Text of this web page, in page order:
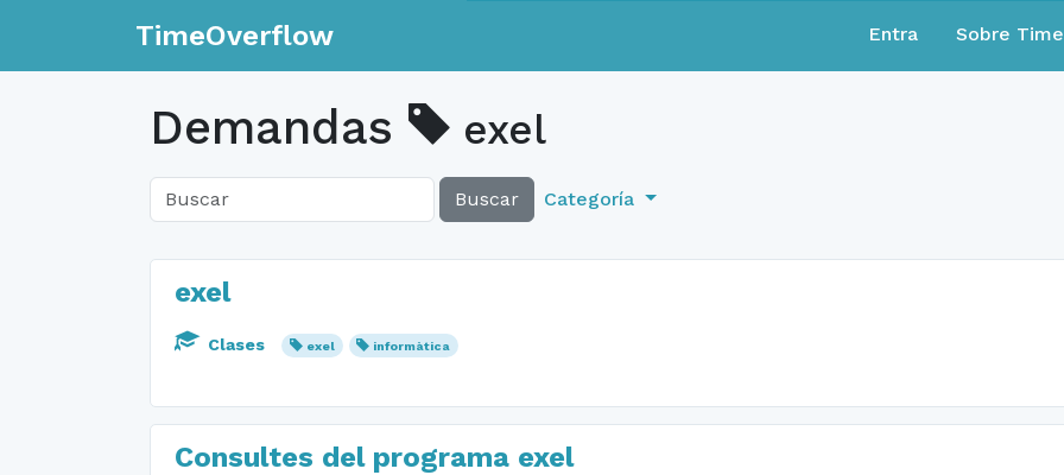
TimeOverflow Entra Sobre
Demandas exel
Buscar Categoría
exel
Clases exel informàtica
Consultes del programa exel